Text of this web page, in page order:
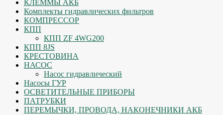
КЛЕММЫ АКБ
Комплекты гидравлических фильтров
КОМПРЕССОР
КПП
КПП ZF 4WG200
КПП 8JS
КРЕСТОВИНА
НАСОС
Насос гидравлический
Насосы ГУР
ОСВЕТИТЕЛЬНЫЕ ПРИБОРЫ
ПАТРУБКИ
ПЕРЕМЫЧКИ, ПРОВОДА, НАКОНЕЧНИКИ АКБ